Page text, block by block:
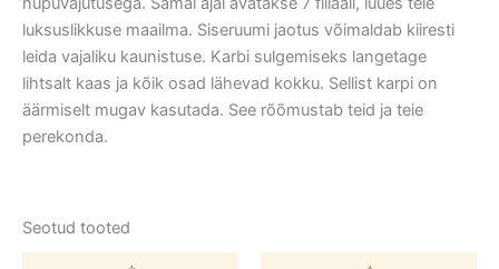
luksuslikkuse maailma. Siseruumi jaotus võimaldab kiiresti
leida vajaliku kaunistuse. Karbi sulgemiseks langetage
lihtsalt kaas ja kõik osad lähevad kokku. Sellist karpi on
äärmiselt mugav kasutada. See rõõmustab teid ja teie
perekonda.
Seotud tooted